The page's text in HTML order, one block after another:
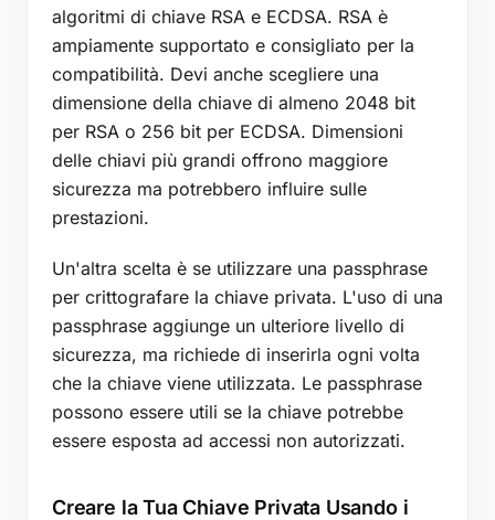
algoritmi di chiave RSA e ECDSA. RSA è
ampiamente supportato e consigliato per la
compatibilità. Devi anche scegliere una
dimensione della chiave di almeno 2048 bit
per RSA o 256 bit per ECDSA. Dimensioni
delle chiavi più grandi offrono maggiore
sicurezza ma potrebbero influire sulle
prestazioni.
Un'altra scelta è se utilizzare una passphrase
per crittografare la chiave privata. L'uso di una
passphrase aggiunge un ulteriore livello di
sicurezza, ma richiede di inserirla ogni volta
che la chiave viene utilizzata. Le passphrase
possono essere utili se la chiave potrebbe
essere esposta ad accessi non autorizzati.
Creare la Tua Chiave Privata Usando i